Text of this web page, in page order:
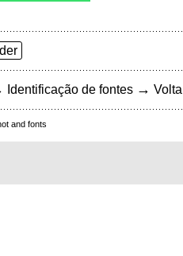
Identificação de fontes →
and fonts